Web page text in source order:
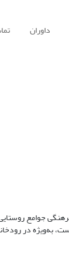
داوران
جوامع
به‌ویژه در